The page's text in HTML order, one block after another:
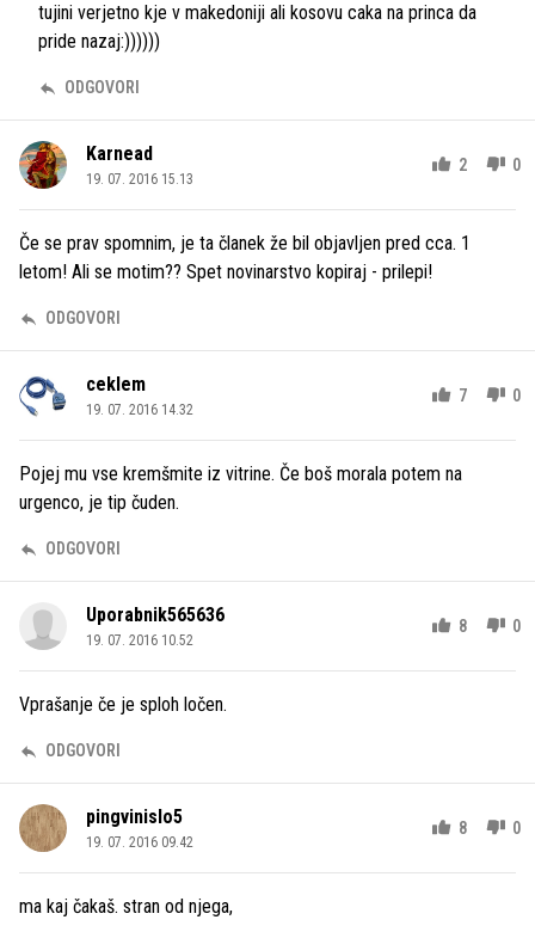
tujini verjetno kje v makedoniji ali kosovu caka na princa da
pride nazaj:))))))
ODGOVORI
Karnead
19. 07. 2016 15.13
2 0
Če se prav spomnim, je ta članek že bil objavljen pred cca. 1
letom! Ali se motim?? Spet novinarstvo kopiraj - prilepi!
ODGOVORI
ceklem
19. 07. 2016 14.32
7 0
Pojej mu vse kremšmite iz vitrine. Če boš morala potem na
urgenco, je tip čuden.
ODGOVORI
Uporabnik565636
19. 07. 2016 10.52
8 0
Vprašanje če je sploh ločen.
ODGOVORI
pingvinislo5
19. 07. 2016 09.42
8 0
ma kaj čakaš. stran od njega,